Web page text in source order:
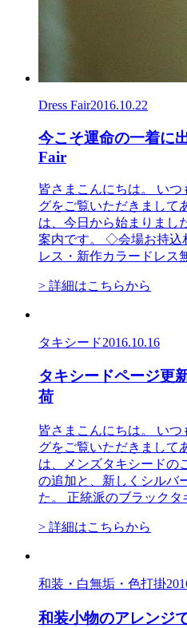
Dress Fair2016.10.22
今こそ運命の一着に
Fair
皆さまこんにちは。 い
グをご覧いただきまして
は、今日から始まりまし
案内です。 ◇会場お持込
レス・新作カラードレス
> 詳細はこちらから
タキシード2016.10.16
タキシードページ更
荷
皆さまこんにちは。 い
グをご覧いただきまして
は、メンズタキシードの
の追加と、新しくシルバ
た。 正統派のブラックタ
> 詳細はこちらから
和装・白無垢・色打掛
和装小物のアレンジ